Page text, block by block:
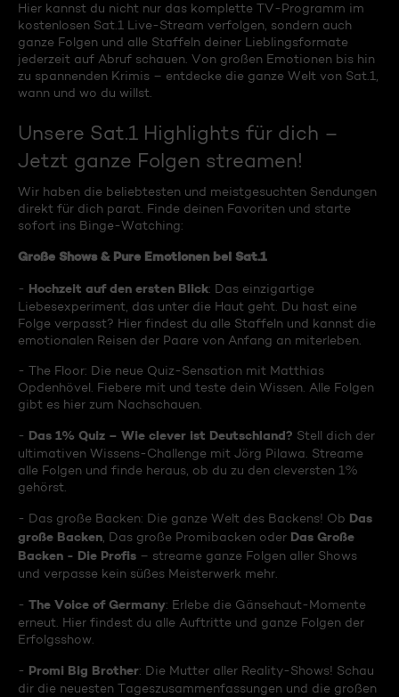
Hier kannst du nicht nur das komplette TV-Programm im
kostenlosen Sat.1 Live-Stream verfolgen, sondern auch
ganze Folgen und alle Staffeln deiner Lieblingsformate
jederzeit auf Abruf schauen. Von großen Emotionen bis hin
zu spannenden Krimis – entdecke die ganze Welt von Sat.1,
wann und wo du willst.
Unsere Sat.1 Highlights für dich –
Jetzt ganze Folgen streamen!
Wir haben die beliebtesten und meistgesuchten Sendungen
direkt für dich parat. Finde deinen Favoriten und starte
sofort ins Binge-Watching:
Große Shows & Pure Emotionen bei Sat.1
- Hochzeit auf den ersten Blick: Das einzigartige
Liebesexperiment, das unter die Haut geht. Du hast eine
Folge verpasst? Hier findest du alle Staffeln und kannst die
emotionalen Reisen der Paare von Anfang an miterleben.
- The Floor: Die neue Quiz-Sensation mit Matthias
Opdenhövel. Fiebere mit und teste dein Wissen. Alle Folgen
gibt es hier zum Nachschauen.
- Das 1% Quiz – Wie clever ist Deutschland? Stell dich der
ultimativen Wissens-Challenge mit Jörg Pilawa. Streame
alle Folgen und finde heraus, ob du zu den cleversten 1%
gehörst.
- Das große Backen: Die ganze Welt des Backens! Ob Das
große Backen , Das große Promibacken oder Das Große
Backen - Die Profis – streame ganze Folgen aller Shows
und verpasse kein süßes Meisterwerk mehr.
- The Voice of Germany: Erlebe die Gänsehaut-Momente
erneut. Hier findest du alle Auftritte und ganze Folgen der
Erfolgsshow.
- Promi Big Brother: Die Mutter aller Reality-Shows! Schau
dir die neuesten Tageszusammenfassungen und die großen